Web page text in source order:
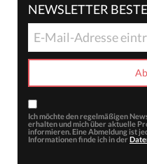
NEWSLETTER
Ich möchte den regelmäßigen
erhalten und mich über aktuelle
informieren. Eine Abmeldung ist
Informationen finde ich in der